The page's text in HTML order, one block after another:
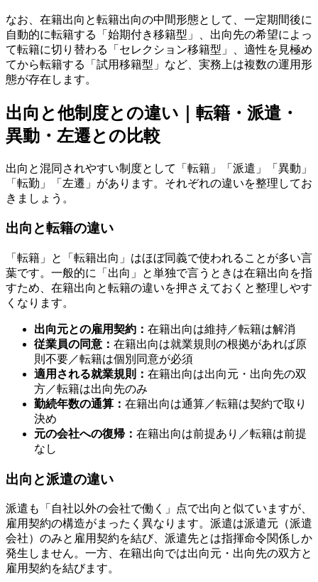
なお、在籍出向と転籍出向の中間形態として、一定期間後に
自動的に転籍する「始期付き移籍型」、出向先の希望によっ
て転籍に切り替わる「セレクション移籍型」、適性を見極め
てから転籍する「試用移籍型」など、実務上は複数の運用形
態が存在します。
出向と他制度との違い｜転籍・派遣・
異動・左遷との比較
出向と混同されやすい制度として「転籍」「派遣」「異動」
「転勤」「左遷」があります。それぞれの違いを整理してお
きましょう。
出向と転籍の違い
「転籍」と「転籍出向」はほぼ同義で使われることが多い言
葉です。一般的に「出向」と単独で言うときは在籍出向を指
すため、在籍出向と転籍の違いを押さえておくと整理しやす
くなります。
出向元との雇用契約： 在籍出向は維持／転籍は解消
従業員の同意： 在籍出向は就業規則の根拠があれば原
則不要／転籍は個別同意が必須
適用される就業規則： 在籍出向は出向元・出向先の双
方／転籍は出向先のみ
勤続年数の通算： 在籍出向は通算／転籍は契約で取り
決め
元の会社への復帰： 在籍出向は前提あり／転籍は前提
なし
出向と派遣の違い
派遣も「自社以外の会社で働く」点で出向と似ていますが、
雇用契約の構造がまったく異なります。派遣は派遣元（派遣
会社）のみと雇用契約を結び、派遣先とは指揮命令関係しか
発生しません。一方、在籍出向では出向元・出向先の双方と
雇用契約を結びます。